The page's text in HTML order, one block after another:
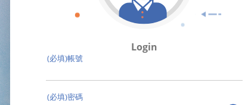
Login
(必填)帳號
(必填)密碼